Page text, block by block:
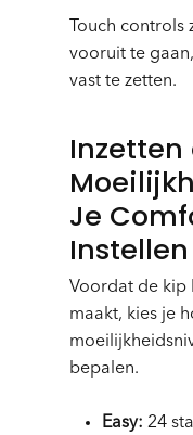
Touch
vooruit te
vast te zetten.
Inzetten
Je
Instellen
Voordat de kip
maakt, kies je
bepalen.
Easy: 24